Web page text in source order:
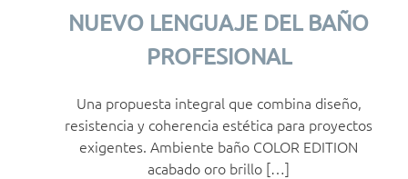
NUEVO LENGUAJE DEL BAÑO
PROFESIONAL
Una propuesta integral que combina diseño,
resistencia y coherencia estética para proyectos
exigentes. Ambiente baño COLOR EDITION
acabado oro brillo […]